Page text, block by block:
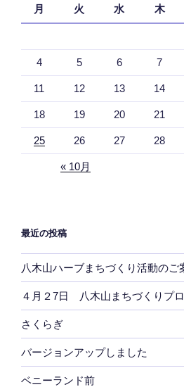
月
火 水 木
4 5 6 7
11 12 13 14
18 19 20 21
25 26 27 28
« 10月
最近の投稿
八木山ハーブまちづくり活動のご
４月２7日 八木山まちづくりプ
さくらぎ
バージョンアップしました
ベニーランド前